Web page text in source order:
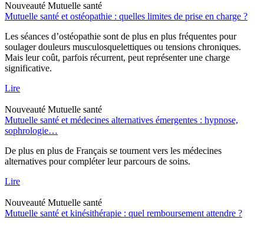
Nouveauté Mutuelle santé
Mutuelle santé et ostéopathie : quelles limites de prise en charge ?
Les séances d’ostéopathie sont de plus en plus fréquentes pour
soulager douleurs musculosquelettiques ou tensions chroniques.
Mais leur coût, parfois récurrent, peut représenter une charge
significative.
Lire
Nouveauté Mutuelle santé
Mutuelle santé et médecines alternatives émergentes : hypnose,
sophrologie…
De plus en plus de Français se tournent vers les médecines
alternatives pour compléter leur parcours de soins.
Lire
Nouveauté Mutuelle santé
Mutuelle santé et kinésithérapie : quel remboursement attendre ?